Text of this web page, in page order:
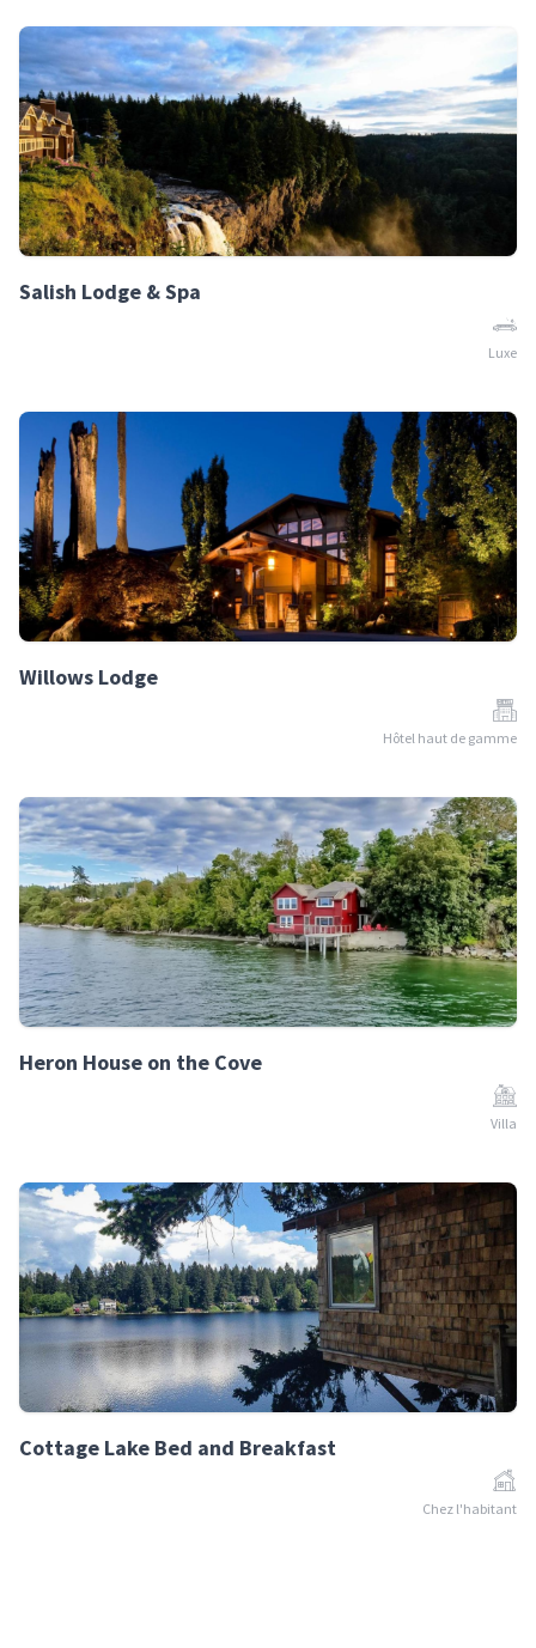
Salish Lodge & Spa
Luxe
Willows Lodge
Hôtel haut de gamme
Heron House on the Cove
Villa
Cottage Lake Bed and Breakfast
Chez l'habitant